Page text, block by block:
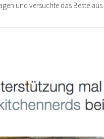
und versuchte das Beste